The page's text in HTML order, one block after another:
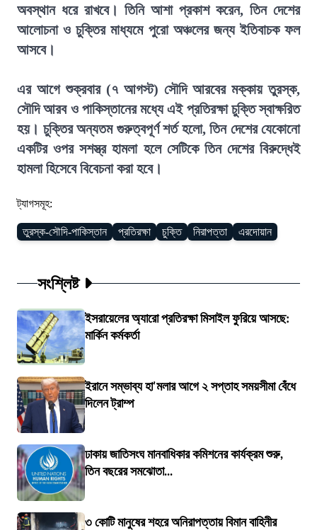
অবস্থান ধরে রাখবে। তিনি আশা প্রকাশ করেন, তিন দেশের
আলোচনা ও চুক্তির মাধ্যমে পুরো অঞ্চলের জন্য ইতিবাচক ফল
আসবে।
এর আগে শুক্রবার (৭ আগস্ট) সৌদি আরবের মক্কায় তুরস্ক,
সৌদি আরব ও পাকিস্তানের মধ্যে এই প্রতিরক্ষা চুক্তি স্বাক্ষরিত
হয়। চুক্তির অন্যতম গুরুত্বপূর্ণ শর্ত হলো, তিন দেশের যেকোনো
একটির ওপর সশস্ত্র হামলা হলে সেটিকে তিন দেশের বিরুদ্ধেই
হামলা হিসেবে বিবেচনা করা হবে।
ট্যাগসমূহ:
তুরস্ক-সৌদি-পাকিস্তান প্রতিরক্ষা চুক্তি নিরাপত্তা এরদোয়ান
সংশ্লিষ্ট
ইসরায়েলের অ্যারো প্রতিরক্ষা মিসাইল ফুরিয়ে আসছে:
মার্কিন কর্মকর্তা
ইরানে সম্ভাব্য হা'মলার আগে ২ সপ্তাহ সময়সীমা বেঁধে
দিলেন ট্রাম্প
ঢাকায় জাতিসংঘ মানবাধিকার কমিশনের কার্যক্রম শুরু,
তিন বছরের সমঝোতা...
৩ কোটি মানুষের শহরে অনিরাপত্তায় বিমান বাহিনীর